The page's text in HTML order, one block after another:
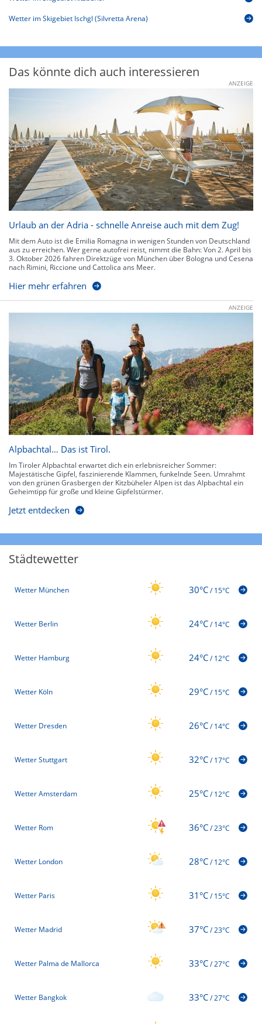
Wetter im Skigebiet Ischgl (Silvretta Arena)
Das könnte dich auch interessieren
ANZEIGE
Urlaub an der Adria - schnelle Anreise auch mit dem Zug!
Mit dem Auto ist die Emilia Romagna in wenigen Stunden von Deutschland
aus zu erreichen. Wer gerne autofrei reist, nimmt die Bahn: Von 2. April bis
3. Oktober 2026 fahren Direktzüge von München über Bologna und Cesena
nach Rimini, Riccione und Cattolica ans Meer.
Hier mehr erfahren
ANZEIGE
Alpbachtal… Das ist Tirol.
Im Tiroler Alpbachtal erwartet dich ein erlebnisreicher Sommer:
Majestätische Gipfel, faszinierende Klammen, funkelnde Seen. Umrahmt
von den grünen Grasbergen der Kitzbüheler Alpen ist das Alpbachtal ein
Geheimtipp für große und kleine Gipfelstürmer.
Jetzt entdecken
Städtewetter
Wetter München 30°C/15°C
Wetter Berlin 24°C/14°C
Wetter Hamburg 24°C/12°C
Wetter Köln 29°C/15°C
Wetter Dresden 26°C/14°C
Wetter Stuttgart 32°C/17°C
Wetter Amsterdam 25°C/12°C
Wetter Rom 36°C/23°C
Wetter London 28°C/12°C
Wetter Paris 31°C/15°C
Wetter Madrid 37°C/23°C
Wetter Palma de Mallorca 33°C/27°C
Wetter Bangkok 33°C/27°C